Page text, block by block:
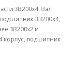
3В200х4: Вал
3В200х4,
3В200х2 и
корпус, подшипник